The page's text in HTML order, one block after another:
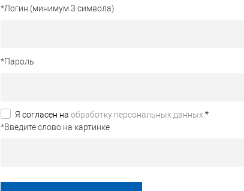
*Логин (минимум 3 символа)
*Пароль
Я согласен на обработку персональных данных.*
*Введите слово на картинке